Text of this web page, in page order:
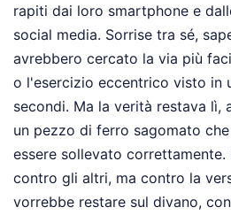
rapiti dai loro smartphone e
social media. Sorrise tra sé,
avrebbero cercato la via più
o l'esercizio eccentrico visto in
secondi. Ma la verità restava lì,
un pezzo di ferro sagomato
essere sollevato correttamente.
contro gli altri, ma contro la
vorrebbe restare sul divano,